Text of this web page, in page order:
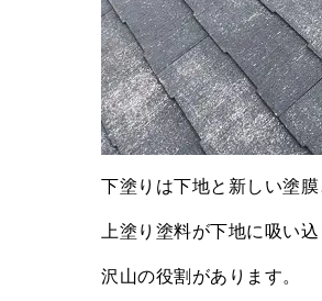
下塗りは下地と新しい塗膜
上塗り塗料が下地に吸い
沢山の役割があります。